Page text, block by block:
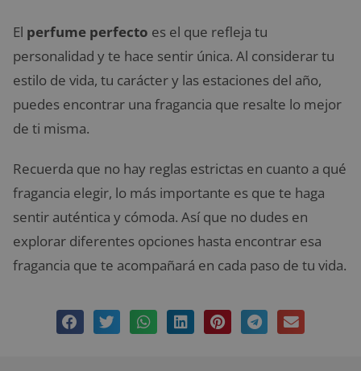
El perfume perfecto es el que refleja tu
personalidad y te hace sentir única. Al considerar tu
estilo de vida, tu carácter y las estaciones del año,
puedes encontrar una fragancia que resalte lo mejor
de ti misma.
Recuerda que no hay reglas estrictas en cuanto a qué
fragancia elegir, lo más importante es que te haga
sentir auténtica y cómoda. Así que no dudes en
explorar diferentes opciones hasta encontrar esa
fragancia que te acompañará en cada paso de tu vida.